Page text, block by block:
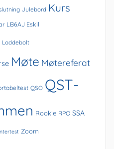
Julebord Kurs
LB6AJ Eskil
Loddebolt
Møte Møtereferat
QSO QST-
Rookie RPO SSA
Zoom